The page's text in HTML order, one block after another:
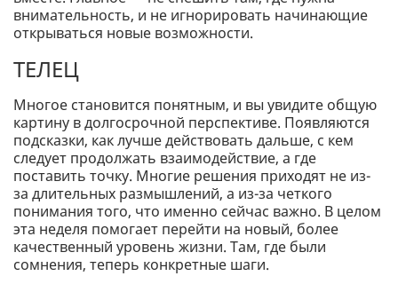
внимательность, и не игнорировать начинающие
открываться новые возможности.
ТЕЛЕЦ
Многое становится понятным, и вы увидите общую
картину в долгосрочной перспективе. Появляются
подсказки, как лучше действовать дальше, с кем
следует продолжать взаимодействие, а где
поставить точку. Многие решения приходят не из-
за длительных размышлений, а из-за четкого
понимания того, что именно сейчас важно. В целом
эта неделя помогает перейти на новый, более
качественный уровень жизни. Там, где были
сомнения, теперь конкретные шаги.